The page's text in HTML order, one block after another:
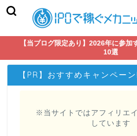
【当ブログ限定あり】2026年に参加
10選
【PR】おすすめキャンペーン
※当サイトではアフィリエ
しています